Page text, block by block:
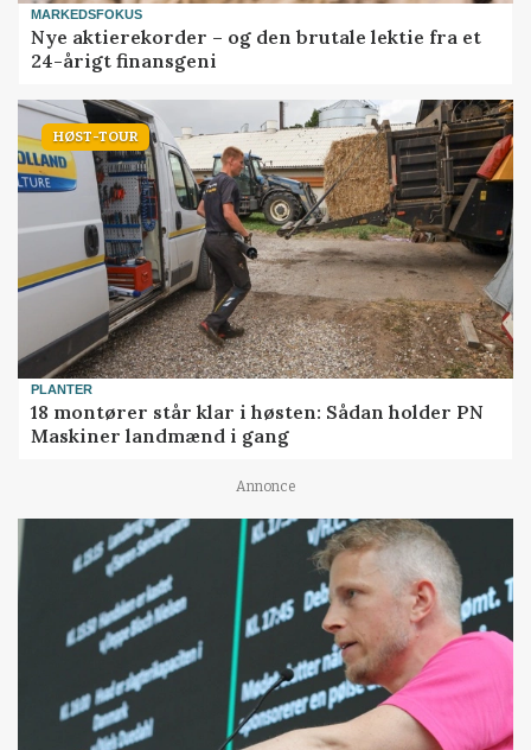
MARKEDSFOKUS
Nye aktierekorder – og den brutale lektie fra et
24-årigt finansgeni
HØST-TOUR
PLANTER
18 montører står klar i høsten: Sådan holder PN
Maskiner landmænd i gang
Annonce